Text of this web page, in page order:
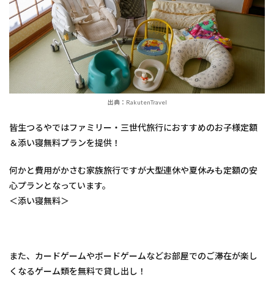
出典：RakutenTravel
皆生つるやではファミリー・三世代旅行におすすめのお子様定額
＆添い寝無料プランを提供！
何かと費用がかさむ家族旅行ですが大型連休や夏休みも定額の安
心プランとなっています。
＜添い寝無料＞
また、カードゲームやボードゲームなどお部屋でのご滞在が楽し
くなるゲーム類を無料で貸し出し！